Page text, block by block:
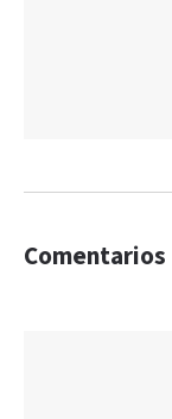
Comentarios